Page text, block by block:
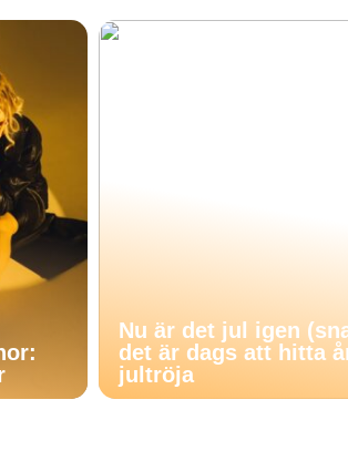
Nu är det jul igen
det är dags att hitta
jultröja